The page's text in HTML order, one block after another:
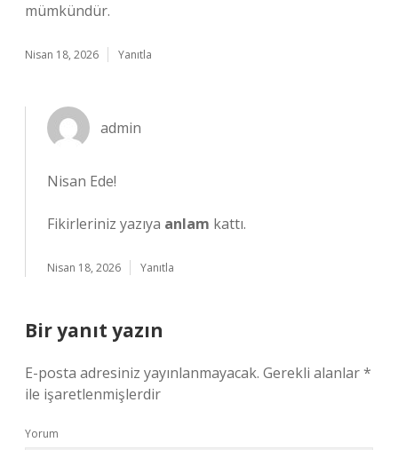
mümkündür.
Nisan 18, 2026 Yanıtla
admin
Nisan Ede!
Fikirleriniz yazıya anlam kattı.
Nisan 18, 2026 Yanıtla
Bir yanıt yazın
E-posta adresiniz yayınlanmayacak. Gerekli alanlar*
ile işaretlenmişlerdir
Yorum